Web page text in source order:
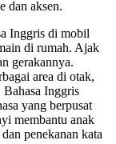
dan aksen.
Inggris di mobil
di rumah. Ajak
gerakannya.
area di otak,
Bahasa Inggris
yang berpusat
membantu anak
penekanan kata